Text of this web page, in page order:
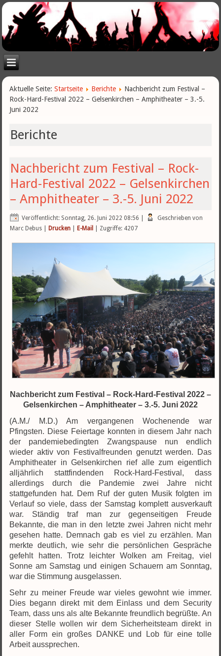
Aktuelle Seite:Startseite Berichte
Nachbericht zum Festival –
Rock-Hard-Festival 2022 – Gelsenkirchen – Amphitheater – 3.-5.
Juni 2022
Berichte
Nachbericht zum Festival – Rock-
Hard-Festival 2022 – Gelsenkirchen
– Amphitheater – 3.-5. Juni 2022
Veröffentlicht: Sonntag, 26. Juni 2022 08:56
Geschrieben von
Marc Debus
Drucken E-Mail | Zugriffe: 4207
Nachbericht zum Festival – Rock-Hard-Festival 2022 –
Gelsenkirchen – Amphitheater – 3.-5. Juni 2022
(A.M./ M.D.) Am vergangenen Wochenende war
Pfingsten. Diese Feiertage konnten in diesem Jahr nach
der pandemiebedingten Zwangspause nun endlich
wieder aktiv von Festivalfreunden genutzt werden. Das
Amphitheater in Gelsenkirchen rief alle zum eigentlich
alljährlich stattfindenden Rock-Hard-Festival, dass
allerdings durch die Pandemie zwei Jahre nicht
stattgefunden hat. Dem Ruf der guten Musik folgten im
Verlauf so viele, dass der Samstag komplett ausverkauft
war. Ständig traf man zur gegenseitigen Freude
Bekannte, die man in den letzte zwei Jahren nicht mehr
gesehen hatte. Demnach gab es viel zu erzählen. Man
merkte deutlich, wie sehr die persönlichen Gespräche
gefehlt hatten. Trotz leichter Wolken am Freitag, viel
Sonne am Samstag und einigen Schauern am Sonntag,
war die Stimmung ausgelassen.
Sehr zu meiner Freude war vieles gewohnt wie immer.
Dies begann direkt mit dem Einlass und dem Security
Team, dass uns als alte Bekannte freundlich begrüßte. An
dieser Stelle wollen wir dem Sicherheitsteam direkt in
aller Form ein großes DANKE und Lob für eine tolle
Arbeit aussprechen.